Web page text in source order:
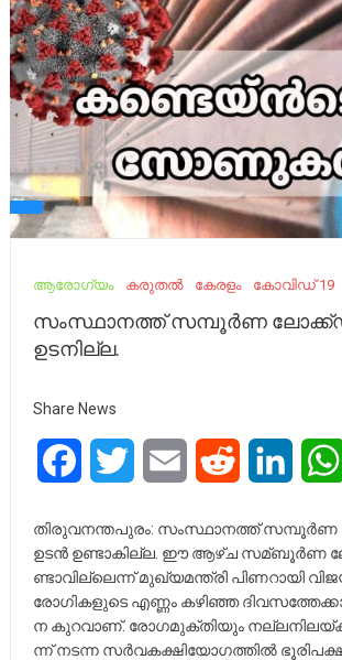
ആരോഗ്യം കരുതൽ കേരളം കോവിഡ് 19
സംസ്ഥാനത്ത് സമ്പൂർണ
ഉടനില്ല.
Share News
FacebookTwitter Email Reddit
തി​രു​വ​ന​ന്ത​പു​രം: സം​സ്ഥാ​ന​ത്ത്
ഉടൻ ഉ​ണ്ടാ​കി​ല്ല. ഈ ​ആ​ഴ്ച സ​മ്ബൂ​ര്‍​ണ
ണ്ടാ​വി​ല്ലെ​ന്ന് മു​ഖ്യ​മ​ന്ത്രി പി​ണ​റാ​യി
രോ​ഗി​ക​ളു​ടെ എ​ണ്ണം ക​ഴി​ഞ്ഞ
ന കു​റ​വാ​ണ്. രോ​ഗ​മു​ക്തി​യും
ന്ന് ന​ട​ന്ന സ​ര്‍​വ​ക​ക്ഷി​യോ​ഗ​ത്തി​ല്‍